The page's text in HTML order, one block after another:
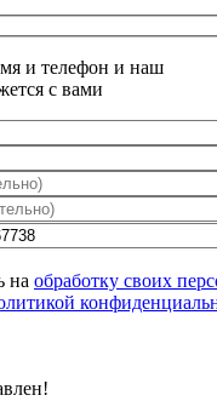
и телефон и наш
с вами
на обработку своих